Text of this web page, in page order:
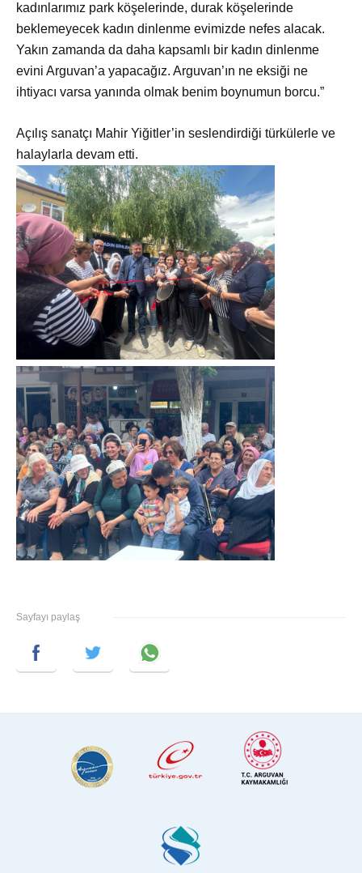
kadınlarımız park köşelerinde, durak köşelerinde
beklemeyecek kadın dinlenme evimizde nefes alacak.
Yakın zamanda da daha kapsamlı bir kadın dinlenme
evini Arguvan’a yapacağız. Arguvan’ın ne eksiği ne
ihtiyacı varsa yanında olmak benim boynumun borcu.”
Açılış sanatçı Mahir Yiğitler’in seslendirdiği türkülerle ve
halaylarla devam etti.
Sayfayı paylaş